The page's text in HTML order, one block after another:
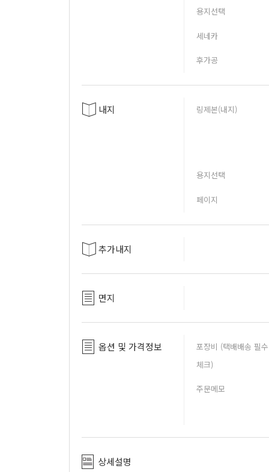
용지선택
세네카
후가공
내지 링제본(내지)
용지선택
페이지
추가내지
면지
옵션 및 가격정보
포장비 (택배배송 필수
체크)
주문메모
상세설명